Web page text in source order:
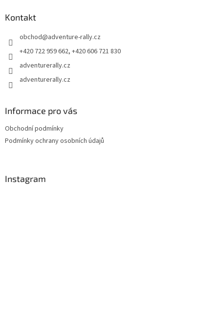
Kontakt
obchod@adventure-rally.cz
+420 722 959 662, +420 606 721 830
adventurerally.cz
adventurerally.cz
Informace pro vás
Obchodní podmínky
Podmínky ochrany osobních údajů
Instagram